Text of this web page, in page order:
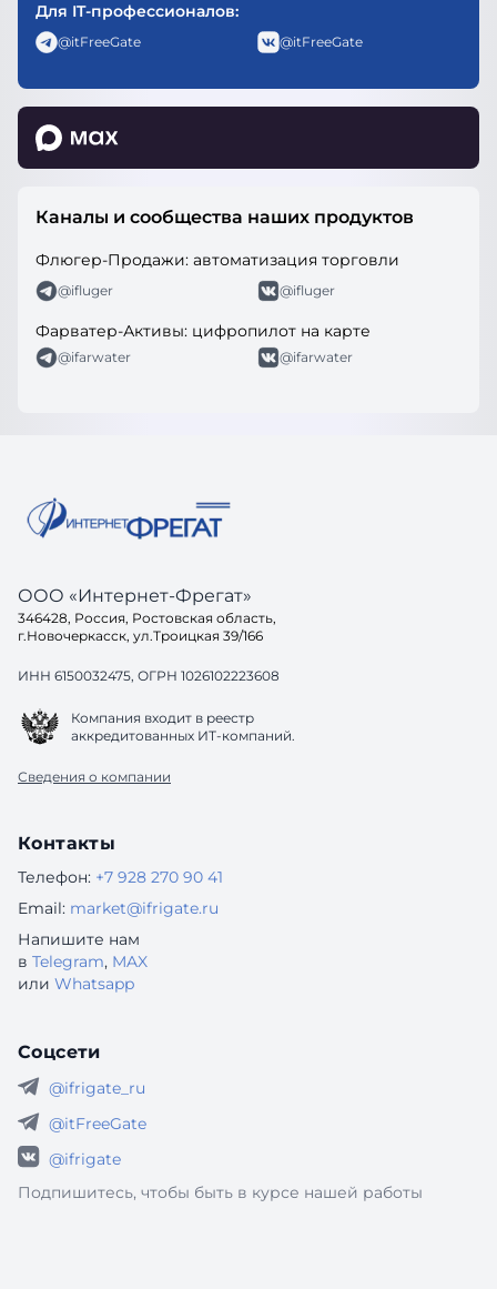
Для IT-профессионалов:
@itFreeGate @itFreeGate
Каналы и сообщества наших продуктов
Флюгер-Продажи: автоматизация торговли
@ifluger @ifluger
Фарватер-Активы: цифропилот на карте
@ifarwater @ifarwater
ООО «Интернет-Фрегат»
346428, Россия, Ростовская область,
г.Новочеркасск, ул.Троицкая 39/166
ИНН 6150032475, ОГРН 1026102223608
Компания входит в реестр
аккредитованных ИТ-компаний.
Сведения о компании
Контакты
Телефон: +7 928 270 90 41
Email: market@ifrigate.ru
Напишите нам
в Telegram, MAX
или Whatsapp
Соцсети
@ifrigate_ru
@itFreeGate
@ifrigate
Подпишитесь, чтобы быть в курсе нашей работы